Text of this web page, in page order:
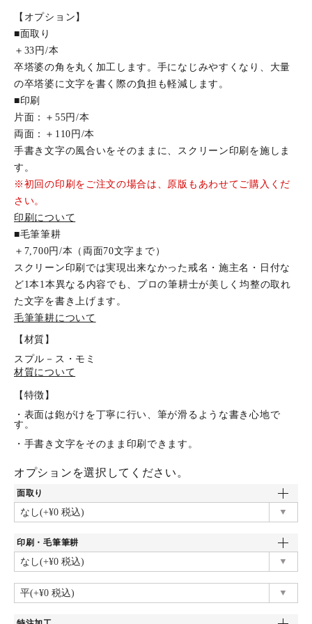
【オプション】
■面取り
＋33円/本
卒塔婆の角を丸く加工します。手になじみやすくなり、大量
の卒塔婆に文字を書く際の負担も軽減します。
■印刷
片面：＋55円/本
両面：＋110円/本
手書き文字の風合いをそのままに、スクリーン印刷を施しま
す。
※初回の印刷をご注文の場合は、原版もあわせてご購入くだ
さい。
印刷について
■毛筆筆耕
＋7,700円/本（両面70文字まで）
スクリーン印刷では実現出来なかった戒名・施主名・日付な
ど1本1本異なる内容でも、プロの筆耕士が美しく均整の取れ
た文字を書き上げます。
毛筆筆耕について
【材質】
スプル－ス・モミ
材質について
【特徴】
・表面は鉋がけを丁寧に行い、筆が滑るような書き心地で
す。
・手書き文字をそのまま印刷できます。
オプションを選択してください。
面取り
印刷・毛筆筆耕